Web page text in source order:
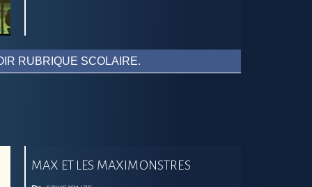
RUBRIQUE SCOLAIRE.
MAX ET LES MAXIMONSTRES